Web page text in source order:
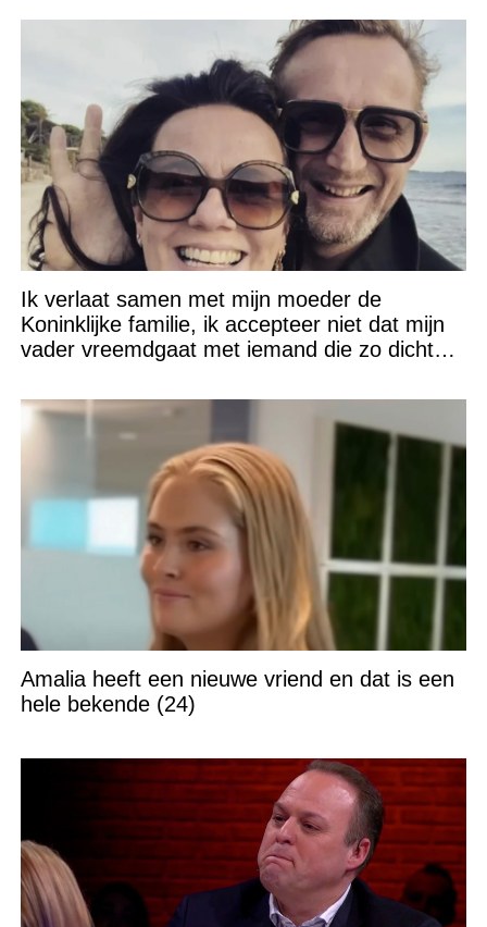
Ik verlaat samen met mijn moeder de
Koninklijke familie, ik accepteer niet dat mijn
vader vreemdgaat met iemand die zo dichtbij
Amalia heeft een nieuwe vriend en dat is een
hele bekende (24)